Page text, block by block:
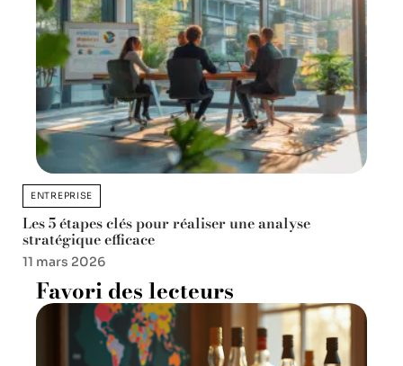
ENTREPRISE
Les 5 étapes clés pour réaliser une analyse
stratégique efficace
11 mars 2026
Favori des lecteurs